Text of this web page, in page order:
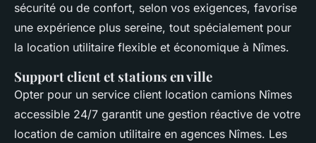
sécurité ou de confort, selon vos exigences, favorise
une expérience plus sereine, tout spécialement pour
la location utilitaire flexible et économique à Nîmes.
Support client et stations en ville
Opter pour un service client location camions Nîmes
accessible 24/7 garantit une gestion réactive de votre
location de camion utilitaire en agences Nîmes. Les